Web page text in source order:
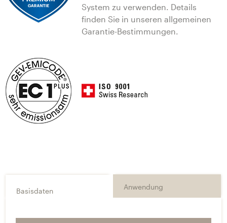
System zu verwenden. Details
finden Sie in unseren allgemeinen
Garantie-Bestimmungen.
Basisdaten Anwendung